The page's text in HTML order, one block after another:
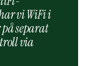
vi WiFi i
separat
via